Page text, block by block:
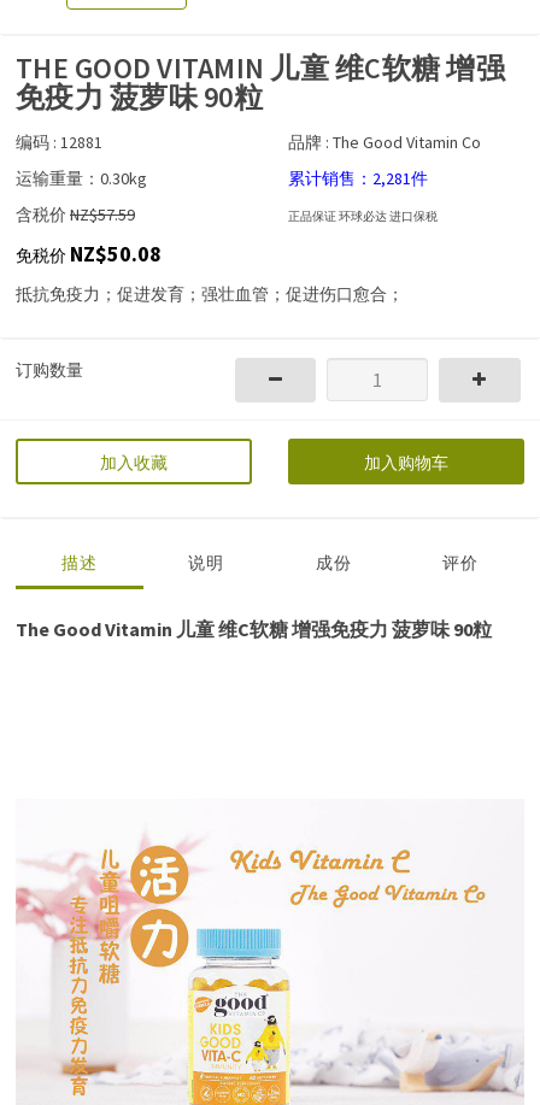
THE GOOD VITAMIN 儿童 维C软糖 增强
免疫力 菠萝味 90粒
编码 : 12881
品牌 : The Good Vitamin Co
运输重量：0.30kg
累计销售：2,281件
含税价 NZ$57.59 正品保证 环球必达 进口保税
免税价 NZ$50.08
抵抗免疫力；促进发育；强壮血管；促进伤口愈合；
订购数量
加入收藏 加入购物车
描述 说明 成份 评价
The Good Vitamin 儿童 维C软糖 增强免疫力 菠萝味 90粒